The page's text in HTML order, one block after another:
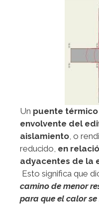
Un puente
envolvente del
aislamiento , o
reducido, en
adyacentes de la
Esto significa que
camino de menor
para que el calor